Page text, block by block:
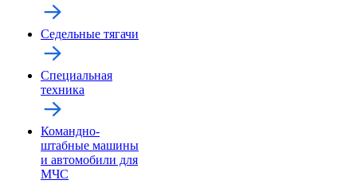
Седельные тягачи
Специальная
техника
Командно-
штабные машины
и автомобили для
МЧС